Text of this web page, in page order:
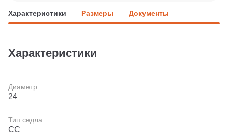
Характеристики Размеры Документы
Характеристики
Диаметр
24
Тип седла
СС